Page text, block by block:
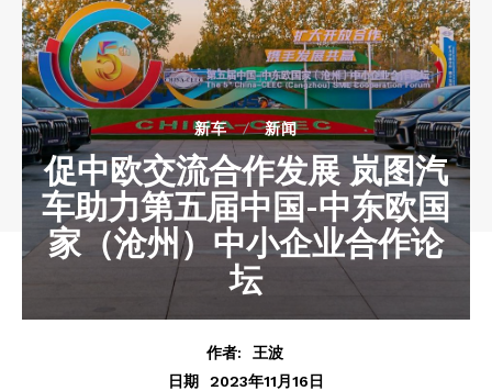
新车 新闻
促中欧交流合作发展 岚图汽
车助力第五届中国-中东欧国
家（沧州）中小企业合作论
坛
作者:
王波
日期
2023年11月16日